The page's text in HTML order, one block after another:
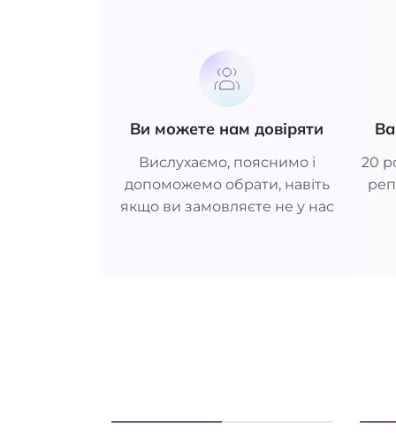
Ви можете нам довіряти
Вислухаємо, пояснимо і
допоможемо обрати, навіть
якщо ви замовляєте не у нас
20